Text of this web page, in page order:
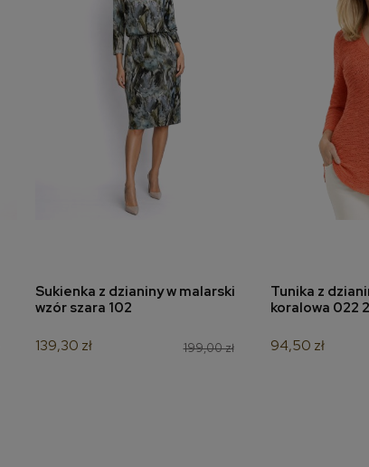
dodaj do koszyka
Sukienka z dzianiny w malarski
wzór szara 102
199,00 zł
139,30 zł
dodaj
Tunika z
koralowa 022 2
94,50 zł